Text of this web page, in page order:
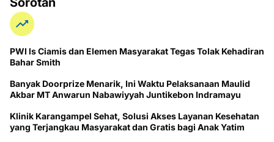
PWI ls Ciamis dan Elemen Masyarakat Tegas Tolak Kehadiran
Bahar Smith
Banyak Doorprize Menarik, Ini Waktu Pelaksanaan Maulid
Akbar MT Anwarun Nabawiyyah Juntikebon Indramayu
Klinik Karangampel Sehat, Solusi Akses Layanan Kesehatan
yang Terjangkau Masyarakat dan Gratis bagi Anak Yatim